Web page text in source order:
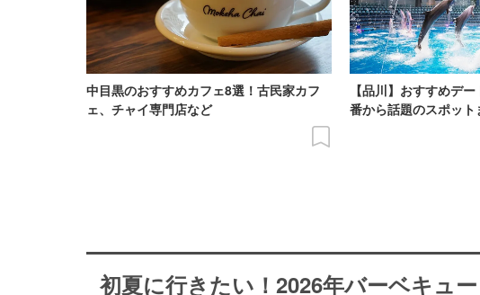
中目黒のおすすめカフェ8選！古民家カフ
ェ、チャイ専門店など
【品川】おすすめデ
番から話題のスポット
初夏に行きたい！2026年バーベキュ